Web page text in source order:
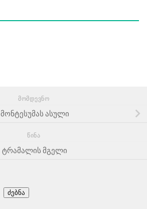
ᲛᲝᲛᲓᲔᲕᲜᲝ
მონტესუმას ასული
ᲬᲘᲜᲐ
ტრამალის მგელი
ძებნა